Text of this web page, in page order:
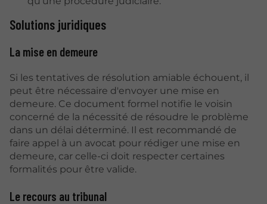
Solutions juridiques
La mise en demeure
Si les tentatives de résolution amiable échouent, il
peut être nécessaire d'envoyer une mise en
demeure. Ce document formel notifie le voisin
concerné de la nécessité de résoudre le problème
dans un délai déterminé. Il est recommandé de
faire appel à un avocat pour rédiger une mise en
demeure, car celle-ci doit respecter certaines
formalités pour être valide.
Le recours au tribunal